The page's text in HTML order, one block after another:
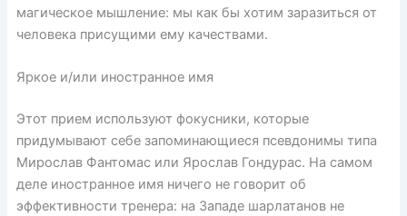
магическое мышление: мы как бы хотим заразиться от
человека присущими ему качествами.
Яркое и/или иностранное имя
Этот прием используют фокусники, которые
придумывают себе запоминающиеся псевдонимы типа
Мирослав Фантомас или Ярослав Гондурас. На самом
деле иностранное имя ничего не говорит об
эффективности тренера: на Западе шарлатанов не